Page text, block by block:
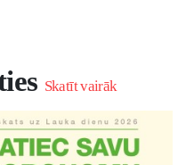
Skatīt vairāk